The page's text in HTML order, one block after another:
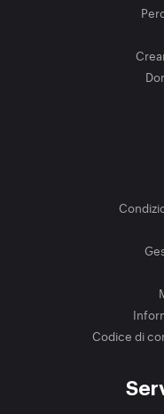
Codice di